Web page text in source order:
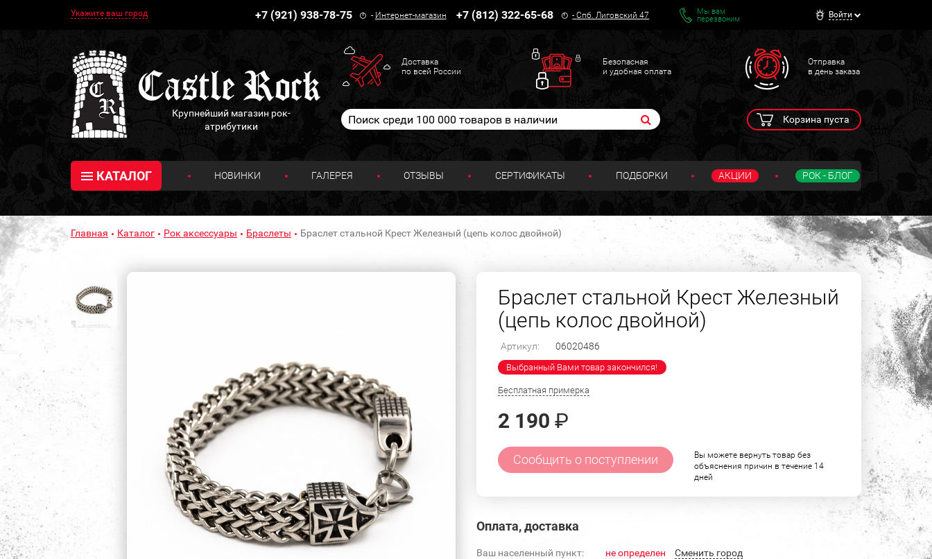
Укажите ваш город +7 (921) 938-78-75 - Интернет-магазин +7 (812) 322-65-68 -Спб. Лиговский 47
Мы вам
перезвоним
Войти
Крупнейший магазин рок-
атрибутики
Доставка
по всей России
Безопасная
и удобная оплата
Отправка
в день заказа
Корзина пуста
КАТАЛОГ НОВИНКИ ГАЛЕРЕЯ ОТЗЫВЫ СЕРТИФИКАТЫ ПОДБОРКИ АКЦИИ РОК - БЛОГ
Главная Каталог Рок аксессуары Браслеты Браслет стальной Крест Железный (цепь колос двойной)
Браслет стальной Крест Железный
(цепь колос двойной)
Артикул: 06020486
Выбранный Вами товар закончился!
Бесплатная примерка
2 190 ₽
Сообщить о поступлении
Вы можете вернуть товар без
объяснения причин в течение 14
дней
Оплата, доставка
Ваш населенный пункт: не определен Cменить город